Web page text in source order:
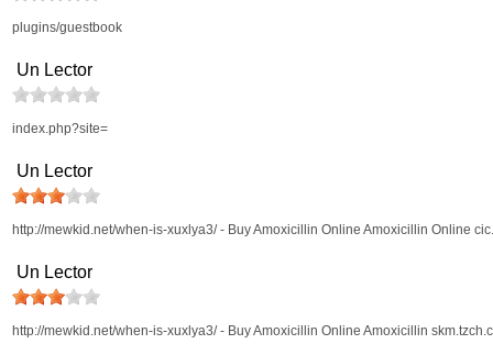
plugins/guestbook
Un Lector
index.php?site=
Un Lector
http://mewkid.net/when-is-xuxlya3/ - Buy Amoxicillin Online Amoxicillin Online
Un Lector
http://mewkid.net/when-is-xuxlya3/ - Buy Amoxicillin Online Amoxicillin